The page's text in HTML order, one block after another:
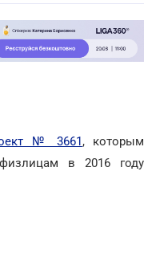
№ 3661, которым
в 2016 году